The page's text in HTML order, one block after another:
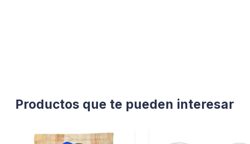
Productos que te pueden interesar